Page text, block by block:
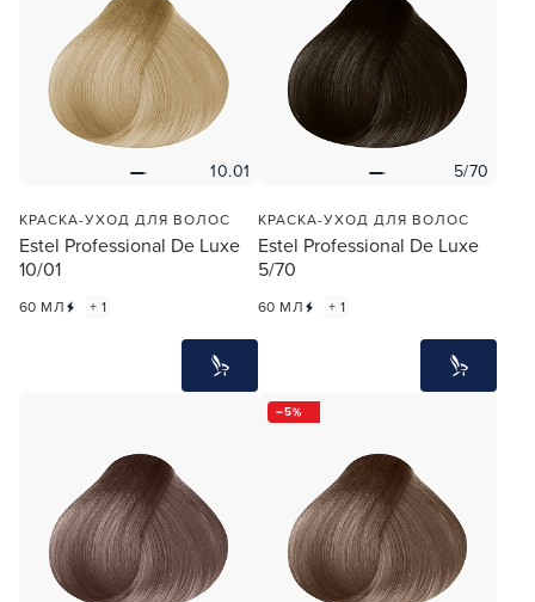
10.01
КРАСКА-УХОД ДЛЯ ВОЛОС
Estel Professional De Luxe
10/01
60 МЛ + 1
5/70
КРАСКА-УХОД ДЛЯ ВОЛОС
Estel Professional De Luxe
5/70
60 МЛ + 1
5